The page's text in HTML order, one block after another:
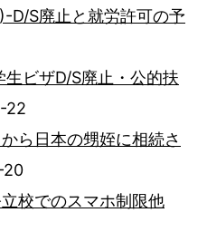
D/S廃止と就労許可の予
ビザD/S廃止・公的扶
22
ら日本の甥姪に相続さ
20
校でのスマホ制限他